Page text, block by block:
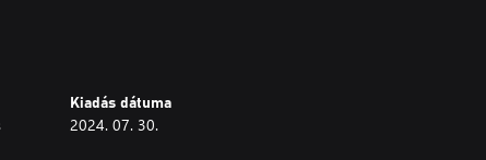
Kiadás dátuma
2024. 07. 30.